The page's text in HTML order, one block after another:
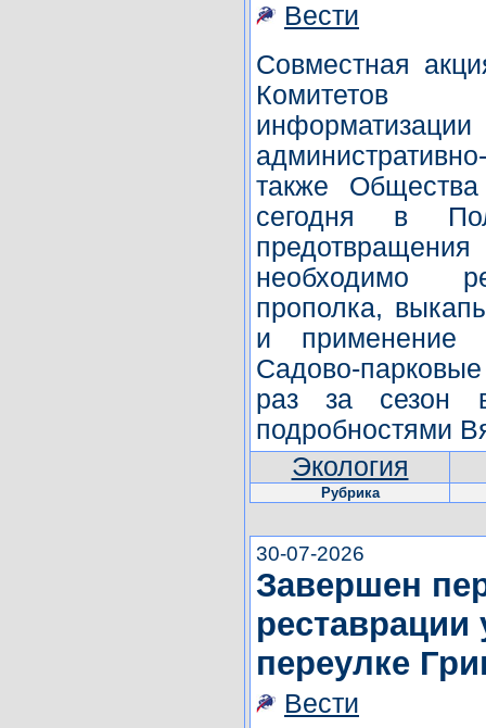
Вести
Совместная
Комитетов
также
сегодня в
необходимо
прополка,
и применение
Садово-
раз за сезон
подробностями
Экология
Рубрика
30-07-2026
Завершен
переулке
Вести